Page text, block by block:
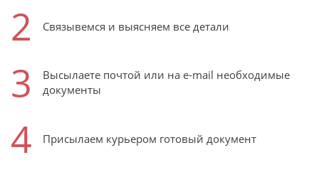
2 Связывемся и выясняем все детали
3
Высылаете почтой или на e-mail необходимые
документы
4 Присылаем курьером готовый документ